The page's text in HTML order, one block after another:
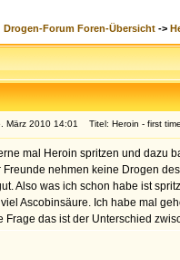
Drogen-Forum Foren-Übersicht ->
März 2010 14:01 Titel: Heroin - first
mal Heroin spritzen und dazu
Freunde nehmen keine Drogen
Also was ich schon habe ist
Ascobinsäure. Ich habe mal
Frage das ist der Unterschied